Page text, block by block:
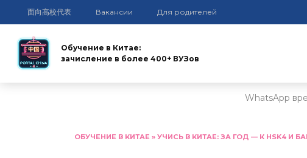
面向高校代表 Вакансии Для родителей
Обучение в Китае:
зачисление в более 400+ ВУЗов
WhatsApp
ОБУЧЕНИЕ В КИТАЕ » УЧИСЬ В КИТАЕ: ЗА ГОД — К HSK4 И